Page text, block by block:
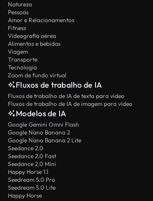
Natureza
Pessoas
Amor e Relacionamentos
Fitness
Videografia aérea
Alimentos e bebidas
Viagem
Transporte
Tecnologia
Zoom de fundo virtual
Fluxos de trabalho de IA
Fluxos de trabalho de IA de texto para vídeo
Fluxos de trabalho de IA de imagem para vídeo
Modelos de IA
Google Gemini Omni Flash
Google Nano Banana 2
Google Nano Banana 2 Lite
Seedance 2.0
Seedance 2.0 Fast
Seedance 2.0 Mini
Happy Horse 1.1
Seedream 5.0 Pro
Seedream 5.0 Lite
Happy Horse